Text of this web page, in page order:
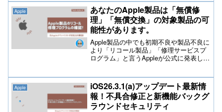
具体的な解決策をわかりやすくステップ
ごとに解説しているので、問題解決に役
立つ情報をぜひご活用ください。
Apple
あなたのApple製品は「無償修
理」「無償交換」の対象製品の可
能性があります。
Apple製品の中でも初期不良や製品不良に
より「リコール製品」「修理サービスプ
ログラム」と言うAppleが公式に発表して
修理サービスプログラムを実施しており
ます。知らない方はご確認して頂き参考
にして下さい。
Apple
iOS26.3.1(a)アップデート最新情
報！不具合修正と新機能バックグ
ラウンドセキュリティ